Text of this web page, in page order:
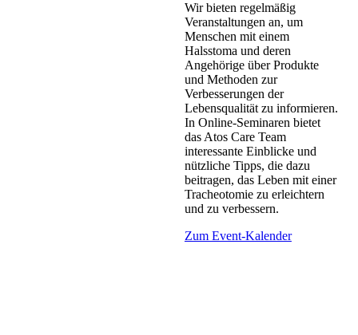
Wir bieten regelmäßig
Veranstaltungen an, um
Menschen mit einem
Halsstoma und deren
Angehörige über Produkte
und Methoden zur
Verbesserungen der
Lebensqualität zu informieren.
In Online-Seminaren bietet
das Atos Care Team
interessante Einblicke und
nützliche Tipps, die dazu
beitragen, das Leben mit einer
Tracheotomie zu erleichtern
und zu verbessern.
Zum Event-Kalender